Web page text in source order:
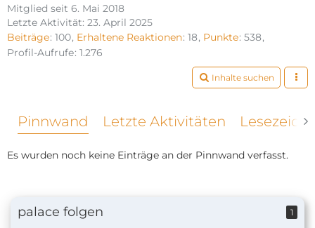
Mitglied seit 6. Mai 2018
Letzte Aktivität: 23. April 2025
Beiträge 100 Erhaltene Reaktionen 18 Punkte 538
Profil-Aufrufe 1.276
Inhalte suchen
Pinnwand Letzte Aktivitäten
Es wurden noch keine Einträge an der Pinnwand verfasst.
palace folgen 1